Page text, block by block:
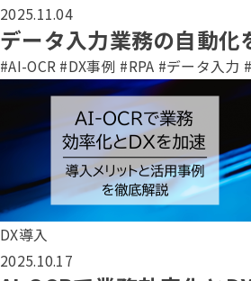
2025.11.04
データ入力業務の自動
#AI-OCR #DX事例 #RPA #データ入力
DX導入
2025.10.17